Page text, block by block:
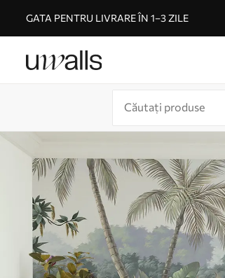
GATA PENTRU LIVRARE ÎN 1–3 ZILE